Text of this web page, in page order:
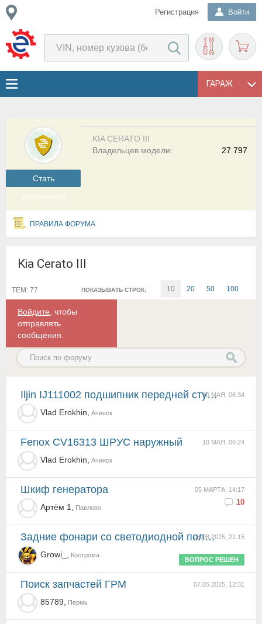
Регистрация Войти
ГАРАЖ
Cтать
участником
KIA CERATO III
27 797
Владельцев модели:
ПРАВИЛА ФОРУМА
Kia Cerato III
ПОКАЗЫВАТЬ СТРОК: 10 20 50 100
ТЕМ: 77
Войдите , чтобы
отправлять
сообщения.
10 МАЯ, 06:34
Iljin IJ111002 подшипник передней ступицы
Vlad Erokhin, Ачинск
10 МАЯ, 06:24
Fenox CV16313 ШРУС наружный
Vlad Erokhin, Ачинск
05 МАРТА, 14:17
10
Шкиф генератора
Артём 1, Павлово
03.08.2025, 21:15
Задние фонари со светодиодной полосой.
Growi_, Кострома
ВОПРОС РЕШЕН
07.05.2025, 12:31
Поиск запчастей ГРМ
85789, Пермь